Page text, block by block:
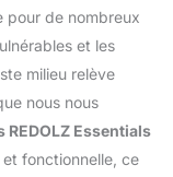
pour de nombreux
et les
milieu relève
nous nous
Essentials
fonctionnelle, ce